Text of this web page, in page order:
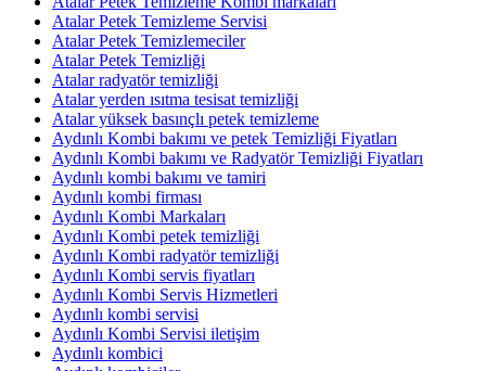
Atalar Petek Temizleme Servisi
Atalar Petek Temizlemeciler
Atalar Petek Temizliği
Atalar radyatör temizliği
Atalar yerden ısıtma tesisat temizliği
Atalar yüksek basınçlı petek temizleme
Aydınlı Kombi bakımı ve petek Temizliği Fiyatları
Aydınlı Kombi bakımı ve Radyatör Temizliği Fiyatları
Aydınlı kombi bakımı ve tamiri
Aydınlı kombi firması
Aydınlı Kombi Markaları
Aydınlı Kombi petek temizliği
Aydınlı Kombi radyatör temizliği
Aydınlı Kombi servis fiyatları
Aydınlı Kombi Servis Hizmetleri
Aydınlı kombi servisi
Aydınlı Kombi Servisi iletişim
Aydınlı kombici